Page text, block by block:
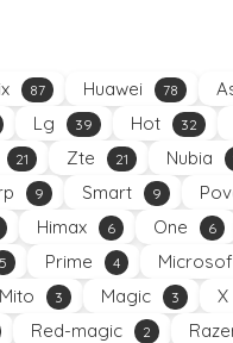
87 Huawei 78
Lg 39 Hot 32
21 Zte 21 Nubia
9 Smart 9
Himax 6 One 6
5 Prime 4
Mito 3 Magic 3 X
Red-magic 2